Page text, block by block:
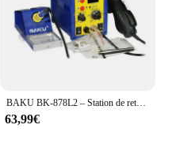
BAKU BK-878L2 – Station de retouche à Air chaud sans balais avec affichage numérique LED SMD, fer à souder et pistolet thermique pour la réparation de téléphones portables
63,99€